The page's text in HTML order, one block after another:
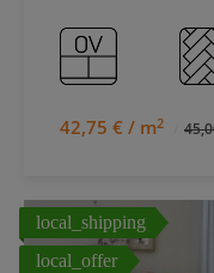
42,75 € / m2
local_shipping
local_offer